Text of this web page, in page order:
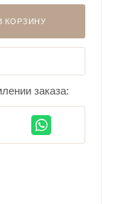
КОРЗИНУ
заказа: